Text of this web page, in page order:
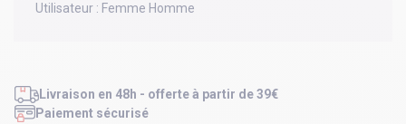
Utilisateur : Femme Homme
Livraison en 48h - offerte à partir de 39€
Paiement sécurisé